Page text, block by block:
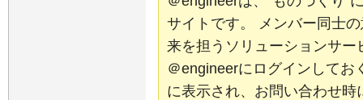
サイトです。 メンバー同士
来を担うソリューションサ
＠engineerにログインしてお
に表示され、お問い合わせ時